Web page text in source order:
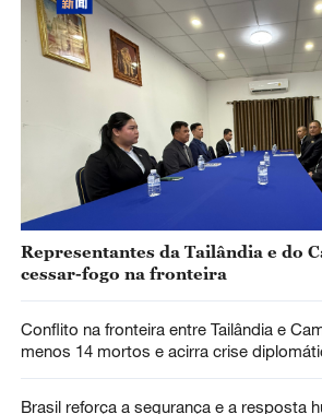
Representantes da Tailândia e do
cessar-fogo na fronteira
Conflito na fronteira entre Tailândia e
menos 14 mortos e acirra crise
Brasil reforça a segurança e a resposta